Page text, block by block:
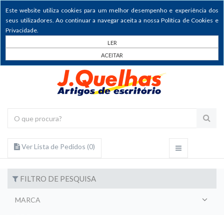
Este website utiliza cookies para um melhor desempenho e experiência dos
seus utilizadores. Ao continuar a navegar aceita a nossa Política de Cookies e
Privacidade.
LER
ACEITAR
Ver Lista de Pedidos (0)
FILTRO DE PESQUISA
MARCA